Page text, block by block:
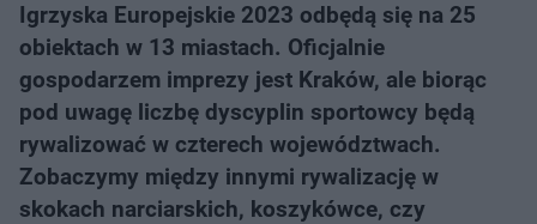
Igrzyska Europejskie 2023 odbędą się na 25
obiektach w 13 miastach. Oficjalnie
gospodarzem imprezy jest Kraków, ale biorąc
pod uwagę liczbę dyscyplin sportowcy będą
rywalizować w czterech województwach.
Zobaczymy między innymi rywalizację w
skokach narciarskich, koszykówce, czy